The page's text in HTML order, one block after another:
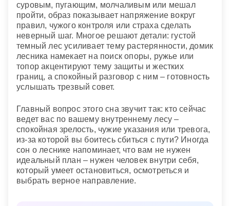
суровым, пугающим, молчаливым или мешал
пройти, образ показывает напряжение вокруг
правил, чужого контроля или страха сделать
неверный шаг. Многое решают детали: густой
темный лес усиливает тему растерянности, домик
лесника намекает на поиск опоры, ружье или
топор акцентируют тему защиты и жестких
границ, а спокойный разговор с ним – готовность
услышать трезвый совет.
Главный вопрос этого сна звучит так: кто сейчас
ведет вас по вашему внутреннему лесу –
спокойная зрелость, чужие указания или тревога,
из-за которой вы боитесь сбиться с пути? Иногда
сон о леснике напоминает, что вам не нужен
идеальный план – нужен человек внутри себя,
который умеет остановиться, осмотреться и
выбрать верное направление.